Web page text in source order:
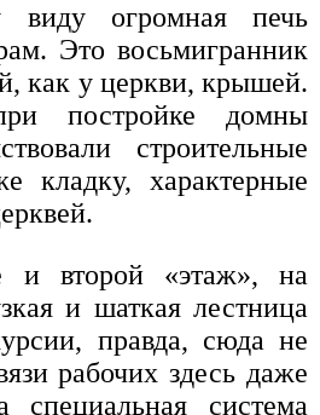
огромная печь
Это восьмигранник
как у церкви, крышей.
постройке домны
строительные
кладку, характерные
и второй «этаж», на
и шаткая лестница
правда, сюда не
рабочих здесь даже
специальная система